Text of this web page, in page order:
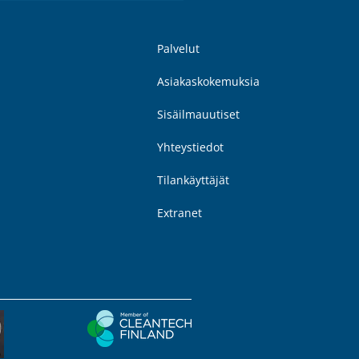
Palvelut
Asiakaskokemuksia
Sisäilmauutiset
Yhteystiedot
Tilankäyttäjät
Extranet